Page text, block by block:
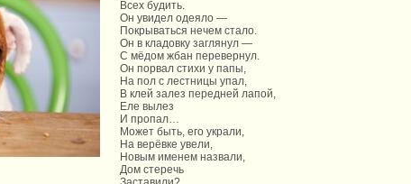
Всех будить.
Он увидел одеяло —
Покрываться нечем стало.
Он в кладовку заглянул —
С мёдом жбан перевернул.
Он порвал стихи у папы,
На пол с лестницы упал,
В клей залез передней лапой,
Еле вылез
И пропал…
Может быть, его украли,
На верёвке увели,
Новым именем назвали,
Дом стеречь